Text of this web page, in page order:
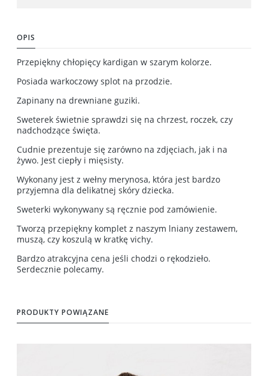
OPIS
Przepiękny chłopięcy kardigan w szarym kolorze.
Posiada warkoczowy splot na przodzie.
Zapinany na drewniane guziki.
Sweterek świetnie sprawdzi się na chrzest, roczek, czy
nadchodzące święta.
Cudnie prezentuje się zarówno na zdjęciach, jak i na
żywo. Jest ciepły i mięsisty.
Wykonany jest z wełny merynosa, która jest bardzo
przyjemna dla delikatnej skóry dziecka.
Sweterki wykonywany są ręcznie pod zamówienie.
Tworzą przepiękny komplet z naszym lniany zestawem,
muszą, czy koszulą w kratkę vichy.
Bardzo atrakcyjna cena jeśli chodzi o rękodzieło.
Serdecznie polecamy.
PRODUKTY POWIĄZANE